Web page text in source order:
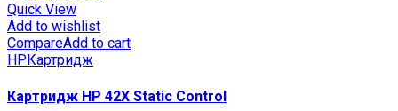
Quick View
Add to wishlist
CompareAdd to cart
HP Картридж
Картридж HP 42X Static Control